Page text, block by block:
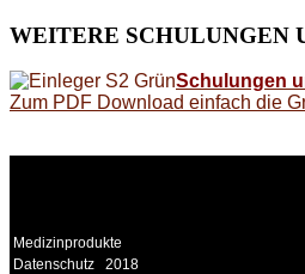
WEITERE SCHULUNGEN
Schulungen
Zum PDF Download einfach die
Medizinprodukte
Datenschutz
2018